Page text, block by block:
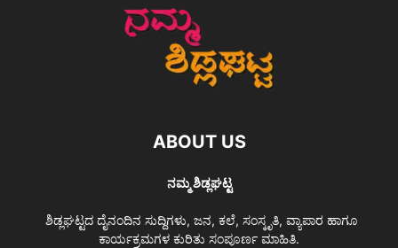
ABOUT US
ನಮ್ಮ ಶಿಡ್ಲಘಟ್ಟ
ಶಿಡ್ಲಘಟ್ಟದ ದೈನಂದಿನ ಸುದ್ದಿಗಳು, ಜನ, ಕಲೆ, ಸಂಸ್ಕೃತಿ, ವ್ಯಾಪಾರ ಹಾಗೂ
ಕಾರ್ಯಕ್ರಮಗಳ ಕುರಿತು ಸಂಪೂರ್ಣ ಮಾಹಿತಿ.